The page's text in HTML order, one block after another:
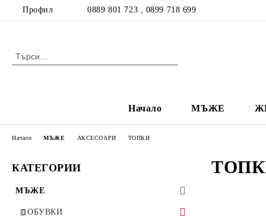
Профил 0889 801 723 , 0899 718 699
Начало МЪЖЕ
КАТЕГОРИИ
МЪЖЕ
ОБУВКИ
Начало МЪЖЕ АКСЕСОАРИ ТОПКИ